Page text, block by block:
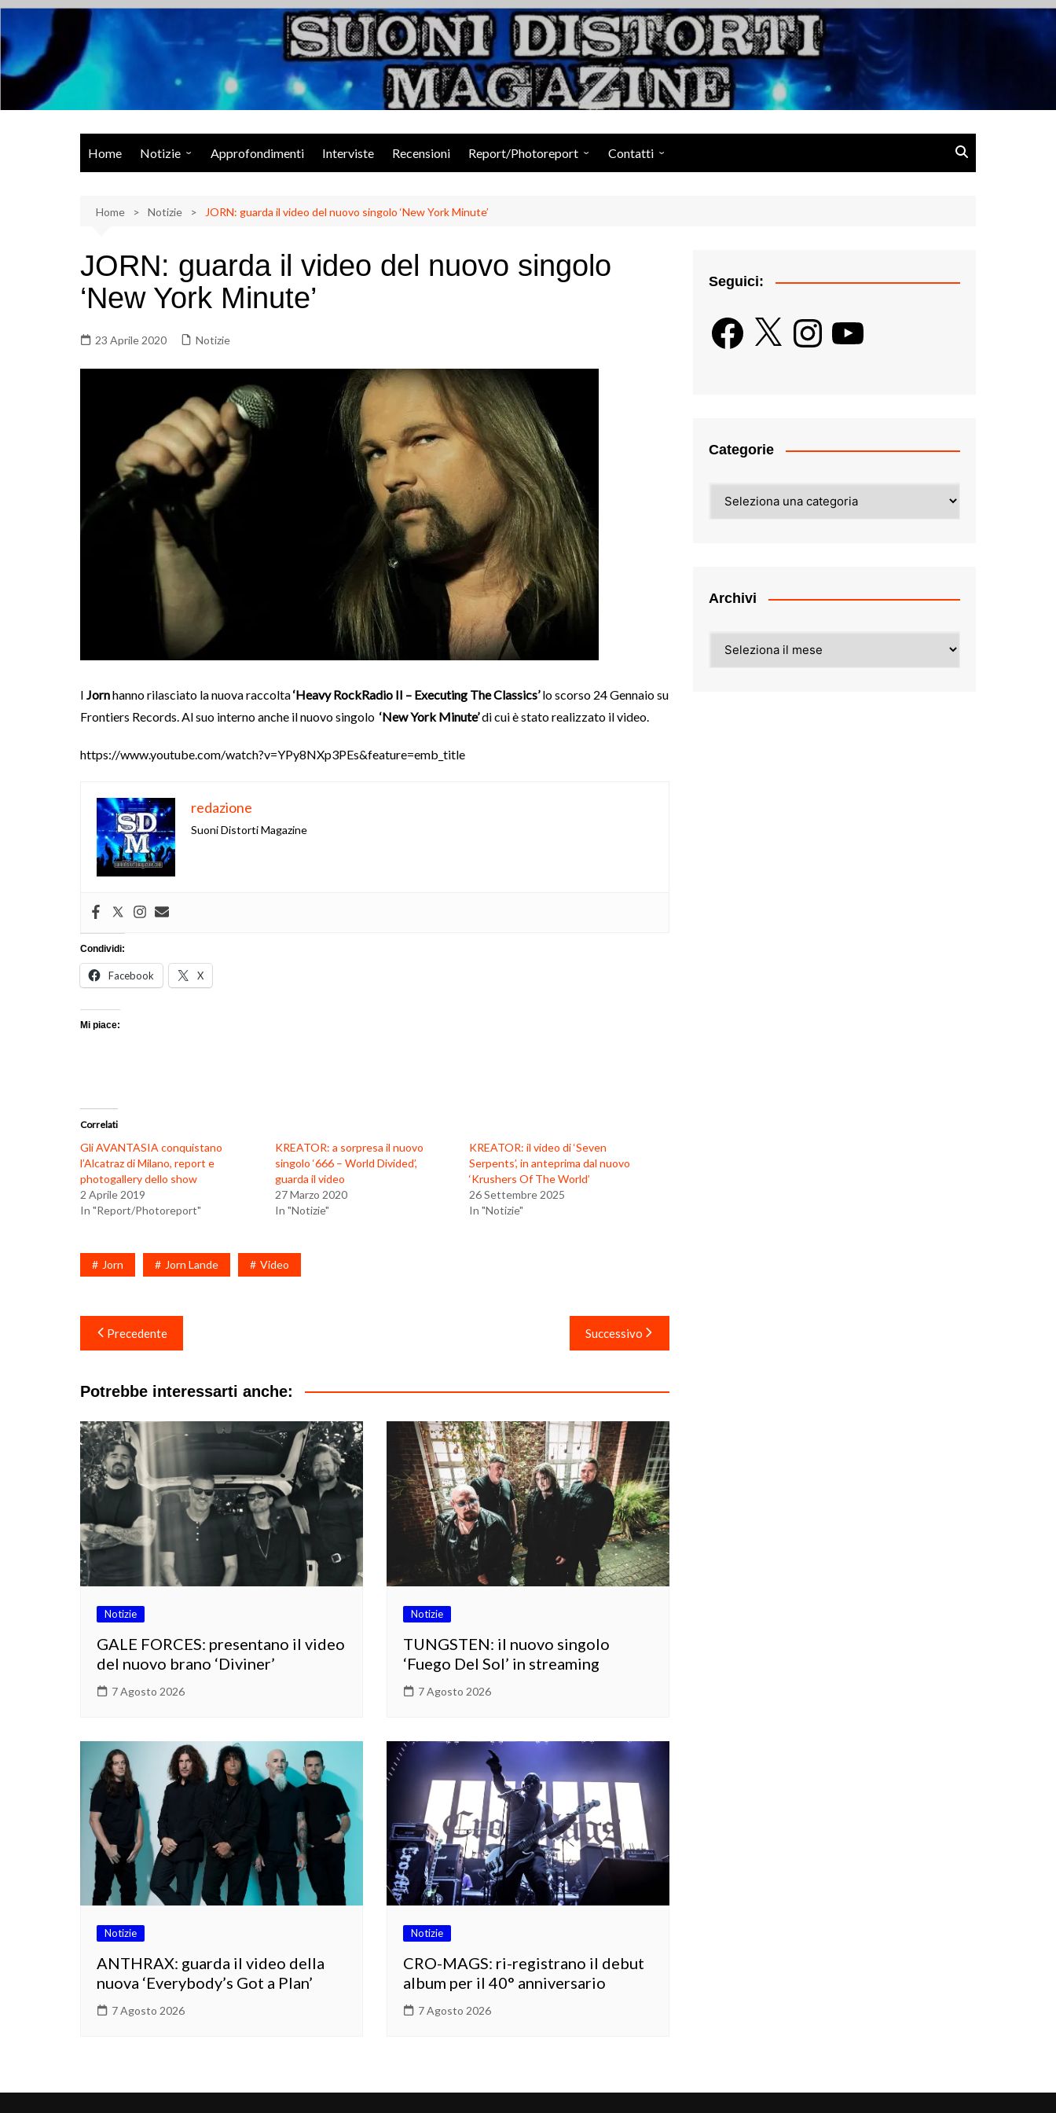
Salta
contenuto
Suoni Distorti Magazine
Musica Rock, Metal, Punk e varie sonorità alternative
Home Notizie
Eventi
Libri
Approfondimenti Interviste Recensioni Report/Photoreport Contatti
Home Notizie JORN: guarda il video del nuovo singolo ‘New York Minute’
JORN: guarda il video del nuovo singolo
‘New York Minute’
23 Aprile 2020 Notizie
I Jornhanno rilasciato la nuova raccolta‘Heavy RockRadio II – Executing The Classics’lo scorso 24 Gennaio su
Frontiers Records. Al suo interno anche il nuovo singolo ‘New York Minute’di cui è stato realizzato il video.
https://www.youtube.com/watch?v=YPy8NXp3PEs&feature=emb_title
redazione
Suoni Distorti Magazine
Condividi:
Facebook X
Mi piace:
Correlati
Gli AVANTASIA conquistano
l’Alcatraz di Milano, report e
photogallery dello show
2 Aprile 2019
In "Report/Photoreport"
KREATOR: a sorpresa il nuovo
singolo ‘666 – World Divided’,
guarda il video
27 Marzo 2020
In "Notizie"
KREATOR: il video di ‘Seven
Serpents’, in anteprima dal nuovo
‘Krushers Of The World’
26 Settembre 2025
In "Notizie"
Jorn Jorn Lande Video
Navigazione
articoli
Precedente Successivo
Potrebbe interessarti anche:
Notizie
GALE FORCES: presentano il video
del nuovo brano ‘Diviner’
7 Agosto 2026
Notizie
TUNGSTEN: il nuovo singolo
‘Fuego Del Sol’ in streaming
7 Agosto 2026
Notizie
ANTHRAX: guarda il video della
nuova ‘Everybody’s Got a Plan’
7 Agosto 2026
Notizie
CRO-MAGS: ri-registrano il debut
album per il 40° anniversario
7 Agosto 2026
Seguici:
Facebook
X InstagramYouTube
Categorie
Archivi